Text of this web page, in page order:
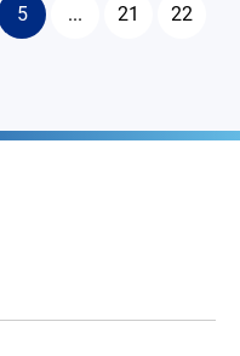
5 ... 21 22